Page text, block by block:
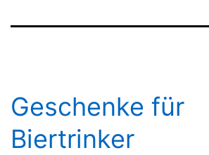
Geschenke für
Biertrinker